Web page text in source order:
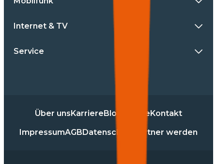
Internet & TV
Service
Über unsKarriereBlog PresseKontakt
ImpressumAGBDatenschutz Partner werden